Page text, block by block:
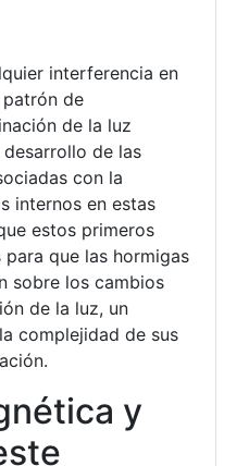
interferencia en
de
de la luz
de las
con la
internos en estas
estos primeros
para que las hormigas
sobre los cambios
de la luz, un
complejidad de sus
y